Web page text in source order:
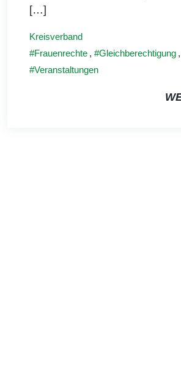
[…]
Kreisverband
Frauenrechte , Gleichberechtigung ,
Veranstaltungen